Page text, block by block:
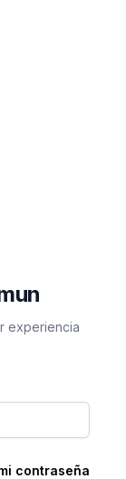
experiencia
contraseña